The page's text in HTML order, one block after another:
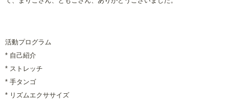
活動プログラム
* 自己紹介
* ストレッチ
* 手タンゴ
* リズムエクササイズ